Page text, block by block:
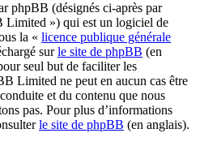
phpBB (désignés ci-après par
») qui est un logiciel de
la « licence publique générale
surle site de phpBB (en
seul but de faciliter les
Limited ne peut en aucun cas être
et du contenu que nous
pas. Pour plus d’informations
le site de phpBB (en anglais).